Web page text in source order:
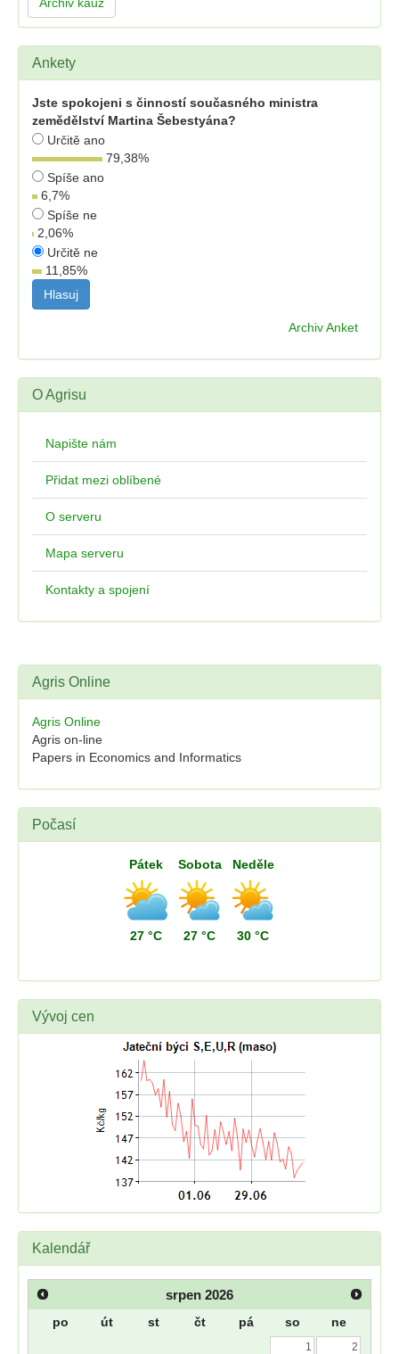
Archiv kauz
Ankety
Jste spokojeni s činností současného ministra
zemědělství Martina Šebestyána?
Určitě ano
79,38%
Spíše ano
6,7%
Spíše ne
2,06%
Určitě ne
11,85%
Archiv Anket
O Agrisu
Napište nám
Přidat mezi oblíbené
O serveru
Mapa serveru
Kontakty a spojení
Agris Online
Agris Online
Agris on-line
Papers in Economics and Informatics
Počasí
Pátek
27 °C
Sobota
27 °C
Neděle
30 °C
Vývoj cen
Kalendář
srpen 2026
po út st čt pá so ne
1
2